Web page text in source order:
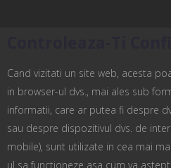
Cand vizitati un site web, acesta
in browser-ul dvs., mai ales sub
informatii, care ar putea fi despre
sau despre dispozitivul dvs. de
mobile), sunt utilizate in cea mai
ul sa functioneze asa cum va